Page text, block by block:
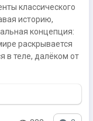
классического
историю,
концепция:
раскрывается
в теле, далёком от